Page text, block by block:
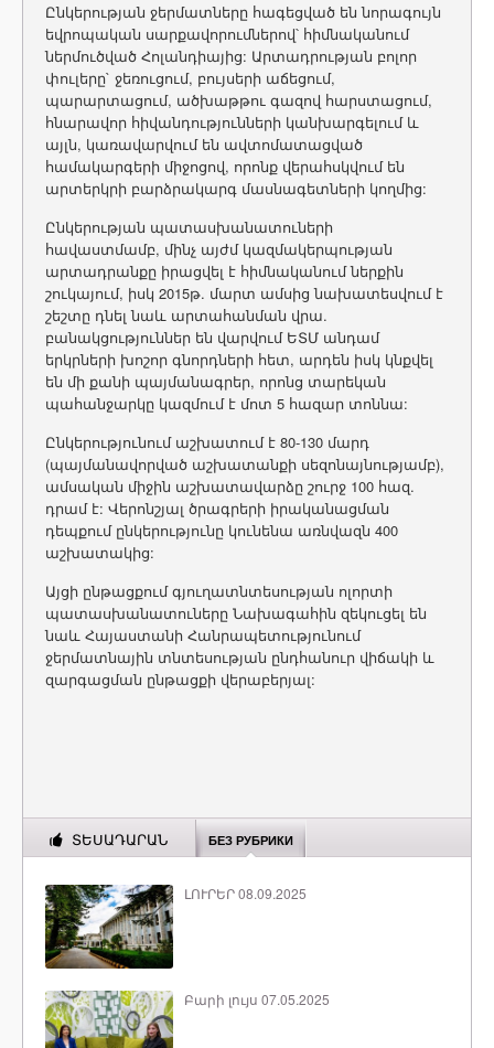
Ընկերության ջերմատները հագեցված են նորագույն
եվրոպական սարքավորումներով՝ հիմնականում
ներմուծված Հոլանդիայից: Արտադրության բոլոր
փուլերը` ջեռուցում, բույսերի աճեցում,
պարարտացում, ածխաթթու գազով հարստացում,
հնարավոր հիվանդությունների կանխարգելում և
այլն, կառավարվում են ավտոմատացված
համակարգերի միջոցով, որոնք վերահսկվում են
արտերկրի բարձրակարգ մասնագետների կողմից:
Ընկերության պատասխանատուների
հավաստմամբ, մինչ այժմ կազմակերպության
արտադրանքը իրացվել է հիմնականում ներքին
շուկայում, իսկ 2015թ. մարտ ամսից նախատեսվում է
շեշտը դնել նաև արտահանման վրա.
բանակցություններ են վարվում ԵՏՄ անդամ
երկրների խոշոր գնորդների հետ, արդեն իսկ կնքվել
են մի քանի պայմանագրեր, որոնց տարեկան
պահանջարկը կազմում է մոտ 5 հազար տոննա:
Ընկերությունում աշխատում է 80-130 մարդ
(պայմանավորված աշխատանքի սեզոնայնությամբ),
ամսական միջին աշխատավարձը շուրջ 100 հազ.
դրամ է: Վերոնշյալ ծրագրերի իրականացման
դեպքում ընկերությունը կունենա առնվազն 400
աշխատակից:
Այցի ընթացքում գյուղատնտեսության ոլորտի
պատասխանատուները Նախագահին զեկուցել են
նաև Հայաստանի Հանրապետությունում
ջերմատնային տնտեսության ընդհանուր վիճակի և
զարգացման ընթացքի վերաբերյալ:
ՏԵՍԱԴԱՐԱՆ БЕЗ РУБРИКИ
ԼՈՒՐԵՐ 08.09.2025
Բարի լույս 07.05.2025